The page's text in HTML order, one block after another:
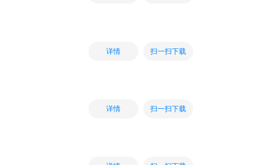
详情 扫一扫下载
详情 扫一扫下载